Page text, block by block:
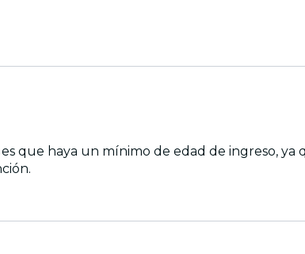
que haya un mínimo de edad de ingreso,